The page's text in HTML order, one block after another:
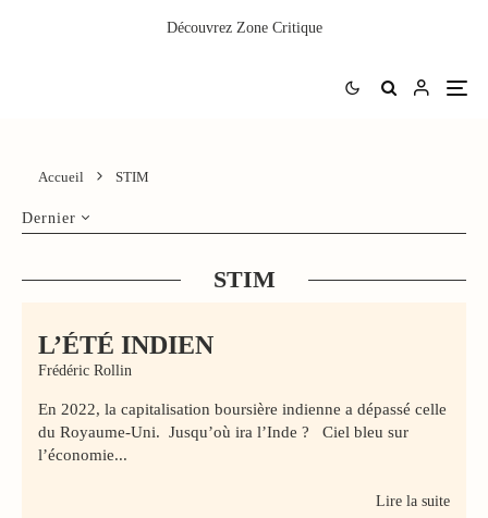
Découvrez Zone Critique
Accueil STIM
Dernier
STIM
L’ÉTÉ INDIEN
Frédéric Rollin
En 2022, la capitalisation boursière indienne a dépassé celle
du Royaume-Uni. Jusqu’où ira l’Inde ? Ciel bleu sur
l’économie...
Lire la suite